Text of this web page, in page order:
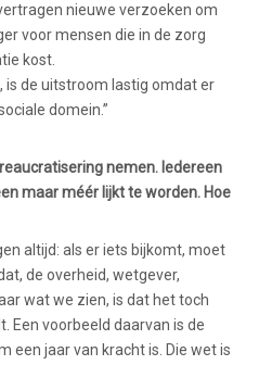
nieuwe verzoeken om
voor mensen die in de zorg
kost.
is de uitstroom lastig omdat er
domein.”
nemen. Iedereen
maar méér lijkt te worden. Hoe
altijd: als er iets bijkomt, moet
de overheid, wetgever,
wat we zien, is dat het toch
Een voorbeeld daarvan is de
een jaar van kracht is. Die wet is